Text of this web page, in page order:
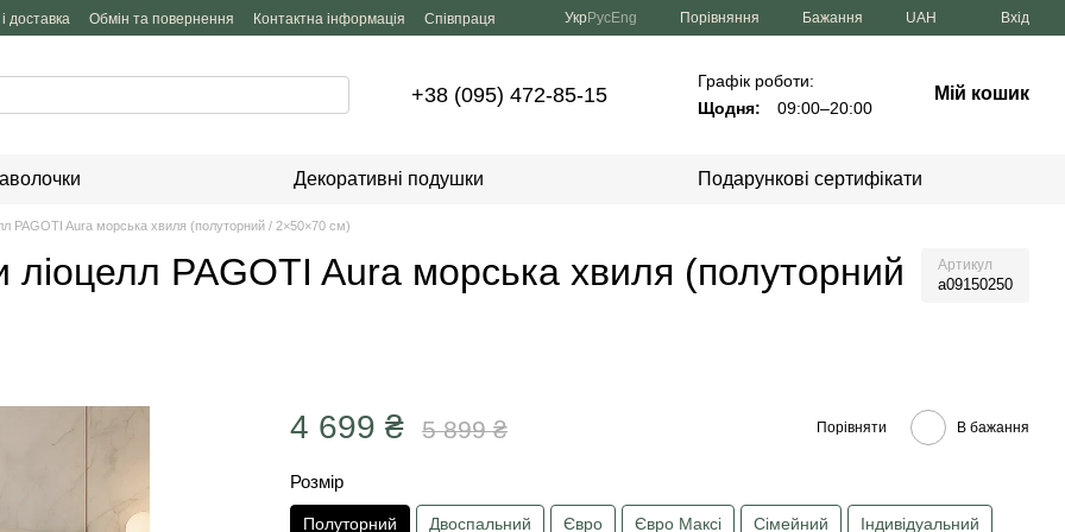
доставка Обмін та повернення Контактна інформація
Співпраця
УкрРусEng Порівняння Бажання UAH Вхід
+38 (095) 472-85-15
Графік роботи:
Щодня:
09:00–20:00
Мій кошик
Декоративні подушки Подарункові сертифікати
PAGOTI Aura морська хвиля (полуторний / 2×50×70 см)
ліоцелл PAGOTI Aura морська хвиля (полуторний
Артикул
a09150250
4 699 ₴ 5 899 ₴ Порівняти В бажання
Розмір
Полуторний Двоспальний Євро Євро Максі Сімейний Індивідуальний